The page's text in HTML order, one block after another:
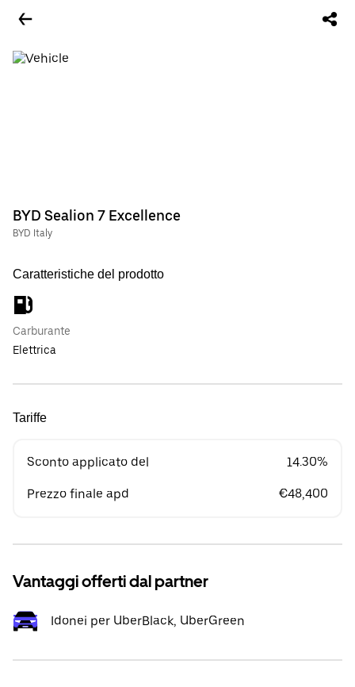
BYD Sealion 7 Excellence
BYD Italy
Caratteristiche del prodotto
Carburante
Elettrica
Tariffe
Sconto applicato del 14.30%
Prezzo finale apd €48,400
Vantaggi offerti dal partner
Idonei per UberBlack, UberGreen